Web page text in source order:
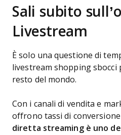
Sali subito
Livestream
È solo una questione di
livestream shopping sbocci
resto del mondo.
Con i canali di vendita e
offrono tassi di conversione
diretta streaming è uno